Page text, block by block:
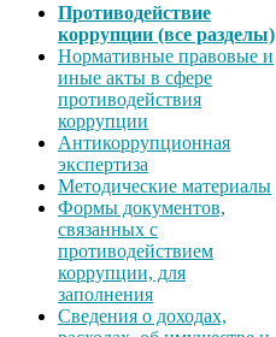
Противодействие
коррупции (все разделы)
Нормативные правовые и
иные акты в сфере
противодействия
коррупции
Антикоррупционная
экспертиза
Методические материалы
Формы документов,
связанных с
противодействием
коррупции, для
заполнения
Сведения о доходах,